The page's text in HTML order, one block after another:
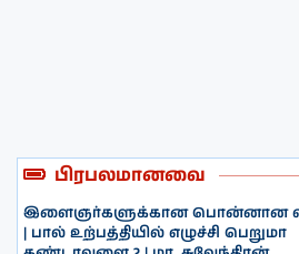
பிரபலமானவை
இளைஞர்களுக்கான பொன்னான
| பால் உற்பத்தியில் எழுச்சி பெறுமா